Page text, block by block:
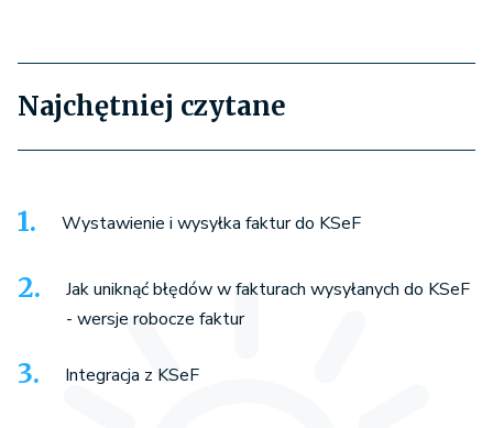
Najchętniej czytane
Wystawienie i wysyłka faktur do KSeF
Jak uniknąć błędów w fakturach wysyłanych do KSeF
- wersje robocze faktur
Integracja z KSeF